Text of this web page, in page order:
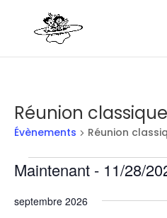
Réunion classique
Évènements Réunion
Évènements
Maintenant - 11/28/
une
septembre 2026